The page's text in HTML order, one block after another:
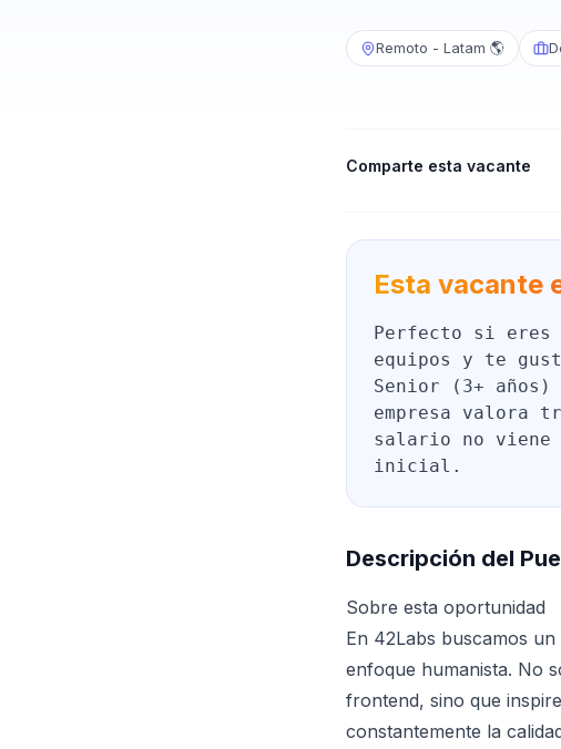
Remoto - Latam 🌎
Comparte esta vacante
Esta vacante
Perfecto si eres
equipos y te
Senior (3+
empresa valora
salario no
inicial.
Descripción del
Sobre esta oportunidad
En 42Labs buscamos un
enfoque humanista. No
frontend, sino que
constantemente la